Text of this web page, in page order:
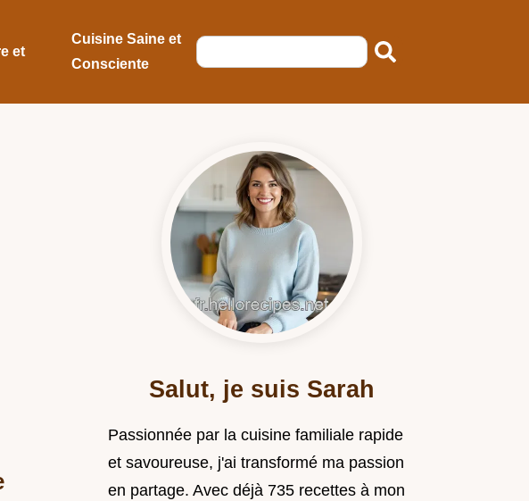
et
Cuisine Saine et
Consciente
Salut, je suis Sarah
Passionnée par la cuisine familiale rapide
et savoureuse, j'ai transformé ma passion
en partage. Avec déjà 735 recettes à mon